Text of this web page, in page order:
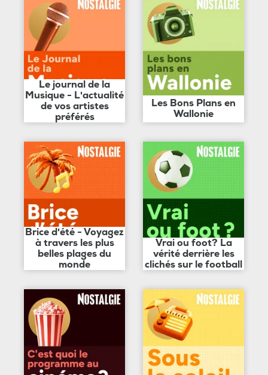
Le journal de la
Musique - L'actualité
de vos artistes
préférés
Les Bons Plans en
Wallonie
Brice d'été - Voyagez
à travers les plus
belles plages du
monde
Vrai ou foot? La
vérité derrière les
clichés sur le football